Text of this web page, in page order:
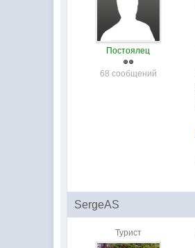
Постоялец
68 сообщений
SergeAS
Турист